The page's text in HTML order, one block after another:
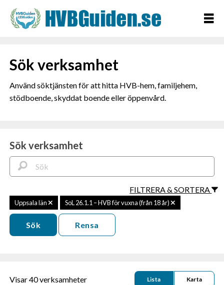
Sök verksamhet
Använd söktjänsten för att hitta HVB-hem, familjehem,
stödboende, skyddat boende eller öppenvård.
Sök verksamhet
FILTRERA & SORTERA
Uppsala län SoL 26.1.1 – HVB för vuxna (från 18 år)
Visar 40 verksamheter Lista Karta